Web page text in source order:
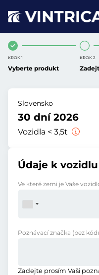
KROK 1
Vyberte produkt
KROK 2
Slovensko
30 dní 2026
Vozidla < 3,5t
Údaje k vozidlu
Ve které zemi je Vaše
Poznávací značka (bez
Zadejte prosím Vaši